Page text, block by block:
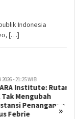
Indonesia
[…]
»
WIB
Institute: Rutan
Penanganan